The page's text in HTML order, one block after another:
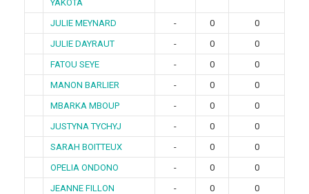
YAKOTA
JULIE MEYNARD - 0
0
JULIE DAYRAUT
- 0
0
FATOU SEYE
- 0
0
MANON BARLIER
- 0
0
MBARKA MBOUP
- 0
0
JUSTYNA TYCHYJ
- 0
0
SARAH BOITTEUX
- 0
0
OPELIA ONDONO
- 0
0
JEANNE FILLON
- 0
0